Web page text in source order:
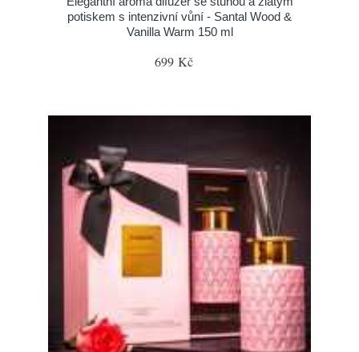
potiskem s intenzivní vůní - Santal Wood &
Vanilla Warm 150 ml
699 Kč